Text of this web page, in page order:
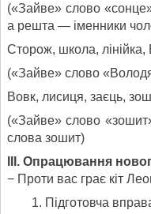
(«Зайве» слово
а решта — іменники
Сторож, школа, лінійка,
(«Зайве» слово
Вовк, лисиця, заєць,
(«Зайве» слово
слова зошит)
ІІІ. Опрацювання
− Проти вас грає кіт
Підготовча